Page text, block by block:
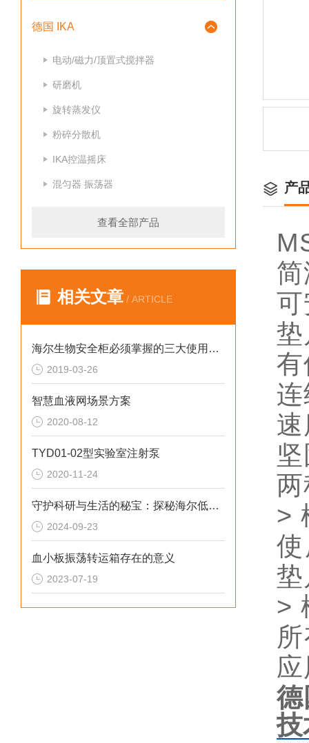
德国 IKA
电动/磁力/顶置式搅拌器
研磨机
旋转蒸发仪
粉碎分散机
IKA控温摇床
混匀器 振荡器
查看全部产品
相关文章 / ARTICLE
海尔生物安全柜必须掌握的三大使用要点
2019-03-26
智慧血液网场景方案
2020-08-12
TYD01-02型实验室注射泵
2020-11-24
守护科研与生活的秘宝：探秘海尔低温冰箱的静谧世界
2024-09-23
血小板振荡转运箱存在的意义
2023-07-19
产
>
>
技